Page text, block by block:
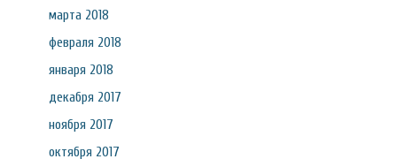
марта 2018
февраля 2018
января 2018
декабря 2017
ноября 2017
октября 2017